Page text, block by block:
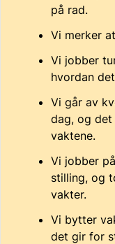
på rad.
Vi merker
Vi jobber
hvordan
Vi går av
dag, og
vaktene.
Vi jobber
stilling, og
vakter.
Vi bytter
det gir for